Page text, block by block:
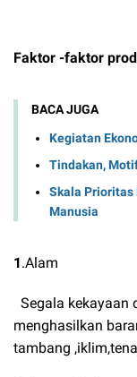
Faktor -faktor
BACA JUGA
Kegiatan
Tindakan,
Skala Prioritas
Manusia
1.Alam
Segala kekayaan
menghasilkan
tambang